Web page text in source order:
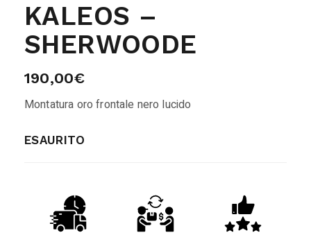
KALEOS –
SHERWOODE
190,00€
Montatura oro frontale nero lucido
ESAURITO